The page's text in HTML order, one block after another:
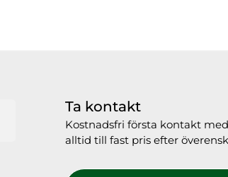
Ta kontakt
Kostnadsfri första kontakt
alltid till fast pris efter